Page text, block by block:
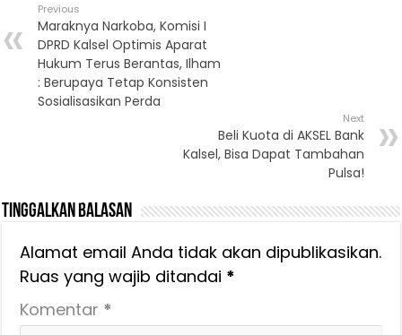
Previous
Maraknya Narkoba, Komisi I
DPRD Kalsel Optimis Aparat
Hukum Terus Berantas, Ilham
: Berupaya Tetap Konsisten
Sosialisasikan Perda
Next
Beli Kuota di AKSEL Bank
Kalsel, Bisa Dapat Tambahan
Pulsa!
Tinggalkan Balasan
Alamat email Anda tidak akan dipublikasikan.
Ruas yang wajib ditandai *
Komentar *